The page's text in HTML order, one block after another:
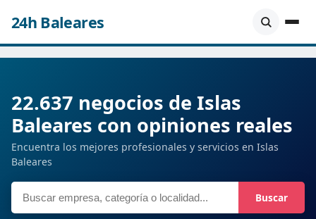
24h Baleares
22.637 negocios de Islas
Baleares con opiniones reales
Encuentra los mejores profesionales y servicios en Islas
Baleares
Buscar